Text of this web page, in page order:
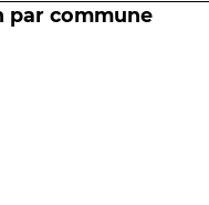
par commune